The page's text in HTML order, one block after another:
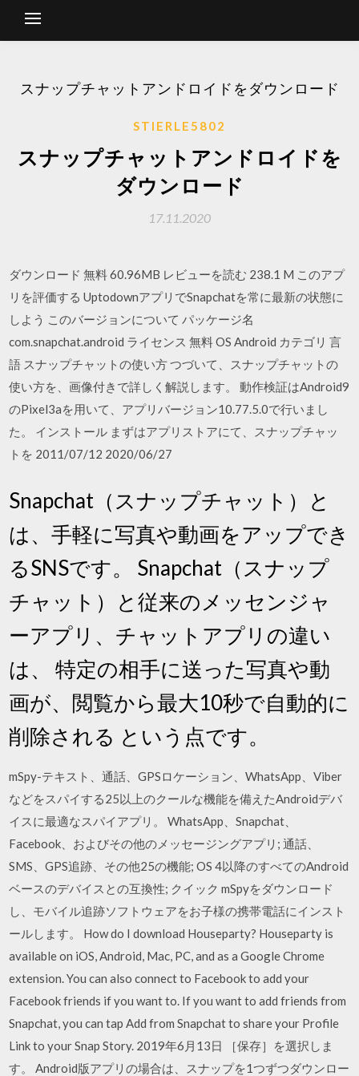
スナップチャットアンドロイドをダウンロード
STIERLE5802
スナップチャットアンドロイドを
ダウンロード
17.11.2020
ダウンロード 無料 60.96MB レビューを読む 238.1 M このアプ
リを評価する UptodownアプリでSnapchatを常に最新の状態に
しよう このバージョンについて パッケージ名
com.snapchat.android ライセンス 無料 OS Android カテゴリ 言
語 スナップチャットの使い方 つづいて、スナップチャットの
使い方を、画像付きで詳しく解説します。 動作検証はAndroid9
のPixel3aを用いて、アプリバージョン10.77.5.0で行いまし
た。 インストール まずはアプリストアにて、スナップチャッ
トを 2011/07/12 2020/06/27
Snapchat（スナップチャット）と
は、手軽に写真や動画をアップでき
るSNSです。 Snapchat（スナップ
チャット）と従来のメッセンジャ
ーアプリ、チャットアプリの違い
は、 特定の相手に送った写真や動
画が、閲覧から最大10秒で自動的に
削除される という点です。
mSpy-テキスト、通話、GPSロケーション、WhatsApp、Viber
などをスパイする25以上のクールな機能を備えたAndroidデバ
イスに最適なスパイアプリ。 WhatsApp、Snapchat、
Facebook、およびその他のメッセージングアプリ; 通話、
SMS、GPS追跡、その他25の機能; OS 4以降のすべてのAndroid
ベースのデバイスとの互換性; クイック mSpyをダウンロード
し、モバイル追跡ソフトウェアをお子様の携帯電話にインスト
ールします。 How do I download Houseparty? Houseparty is
available on iOS, Android, Mac, PC, and as a Google Chrome
extension. You can also connect to Facebook to add your
Facebook friends if you want to. If you want to add friends from
Snapchat, you can tap Add from Snapchat to share your Profile
Link to your Snap Story. 2019年6月13日 ［保存］を選択しま
す。 Android版アプリの場合は、スナップを1つずつダウンロー